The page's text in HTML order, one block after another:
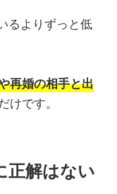
るよりずっと低
再婚の相手と出
けです。
正解はない